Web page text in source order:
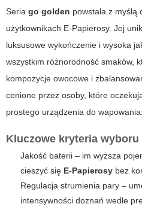
Seria go golden powstała z
użytkownikach E-Papierosy. Jej
luksusowe wykończenie i wysoka
wszystkim różnorodność smaków,
kompozycje owocowe i
cenione przez osoby, które
prostego urządzenia do wapowania.
Kluczowe kryteria wyboru
Jakość baterii – im wyższa
cieszyć się E-Papierosy bez
Regulacja strumienia pary –
intensywności doznań wedle